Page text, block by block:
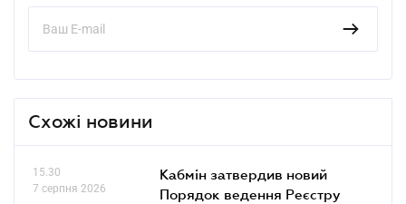
Схожі новини
15.30
7 серпня 2026
Кабмін затвердив новий
Порядок ведення Реєстру